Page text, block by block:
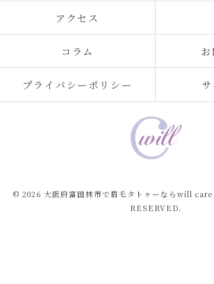
アクセス
コラム
プライバシーポリシー
© 2026 大阪府富田林市で眉毛タトゥーならwill
RESERVED.